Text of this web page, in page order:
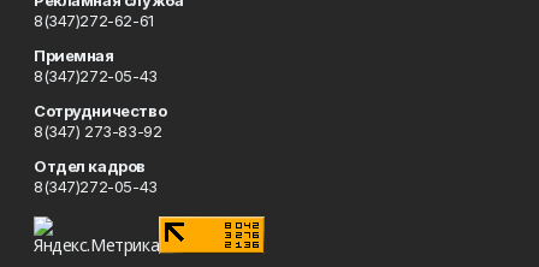
8(347)272-62-61
Приемная
8(347)272-05-43
Сотрудничество
8(347) 273-83-92
Отдел кадров
8(347)272-05-43